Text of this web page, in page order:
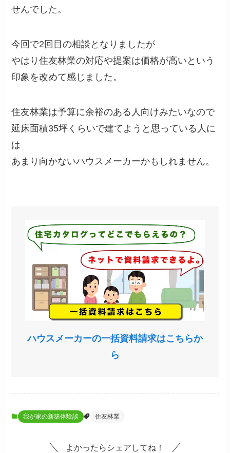
せんでした。
今回で2回目の相談となりましたが
やはり住友林業の対応や提案は価格が高いという
印象を改めて感じました。
住友林業は予算に余裕のある人向けみたいなので
延床面積35坪くらいで建てようと思っている人に
は
あまり向かないハウスメーカーかもしれません。
ハウスメーカーの一括資料請求はこちらか
ら
我が家の新築体験談 住友林業
よかったらシェアしてね！